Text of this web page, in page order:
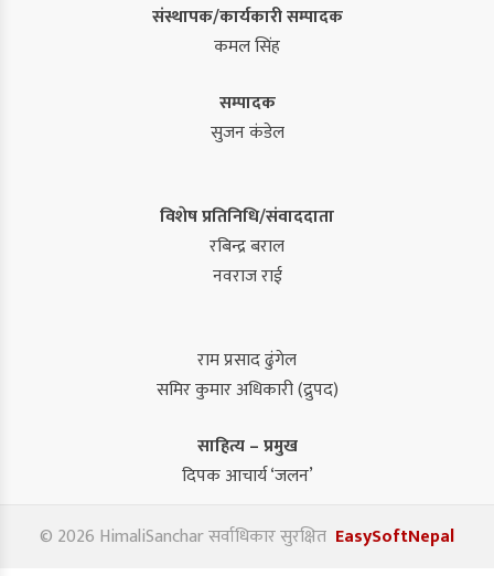
संस्थापक/कार्यकारी सम्पादक
कमल सिंह
सम्पादक
सुजन कंडेल
विशेष प्रतिनिधि/संवाददाता
रबिन्द्र बराल
नवराज राई
राम प्रसाद ढुंगेल
समिर कुमार अधिकारी (द्रुपद)
साहित्य – प्रमुख
दिपक आचार्य ‘जलन’
© 2026 HimaliSanchar सर्वाधिकार सुरक्षित EasySoftNepal